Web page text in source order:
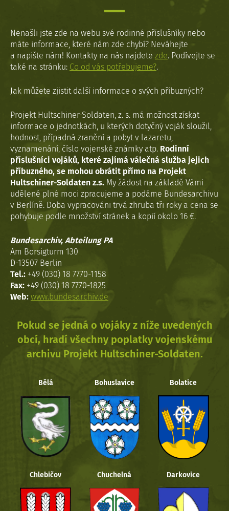
Nenašli jste zde na webu své rodinné příslušníky nebo
máte informace, které nám zde chybí? Neváhejte
a napište nám! Kontakty na nás najdete zde. Podívejte se
také na stránku: Co od vás potřebujeme?.
Jak můžete zjistit další informace o svých příbuzných?
Projekt Hultschiner-Soldaten, z. s. má možnost získat
informace o jednotkách, u kterých dotyčný voják sloužil,
hodnost, případná zranění a pobyt v lazaretu,
vyznamenání, číslo vojenské známky atp. Rodinní
příslušníci vojáků, které zajímá válečná služba jejich
příbuzného, se mohou obrátit přímo na Projekt
Hultschiner-Soldaten z.s. My žádost na základě Vámi
udělené plné moci zpracujeme a podáme Bundesarchivu
v Berlíně. Doba vypracováni trvá zhruba tři roky a cena se
pohybuje podle množství stránek a kopií okolo 16 €.
Bundesarchiv, Abteilung PA
Am Borsigturm 130
D-13507 Berlin
Tel.: +49 (030) 18 7770-1158
Fax: +49 (030) 18 7770-1825
Web: www.bundesarchiv.de
Pokud se jedná o vojáky z níže uvedených
obcí, hradí všechny poplatky vojenskému
archivu Projekt Hultschiner-Soldaten.
Bělá Bohuslavice Bolatice
Chlebičov Chuchelná Darkovice